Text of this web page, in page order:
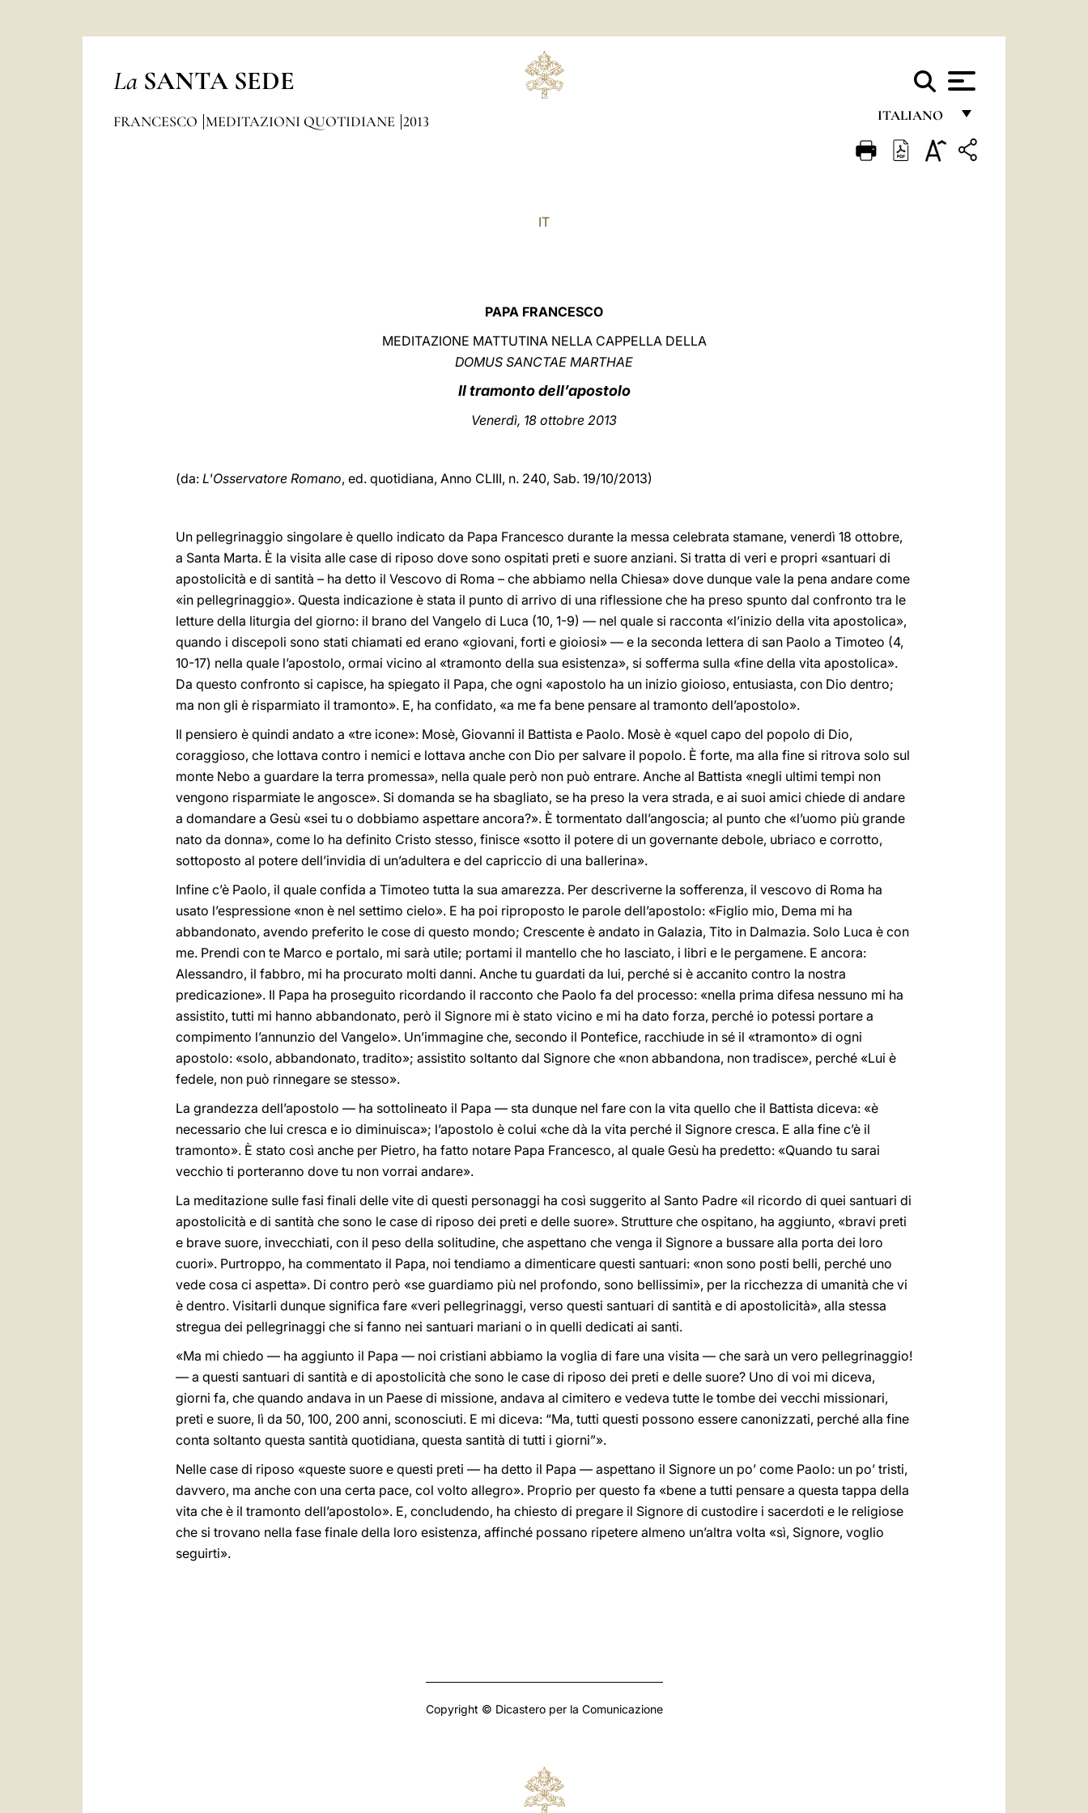
La SANTA SEDE
ITALIANO
FRANÇAIS
FRANCESCO MEDITAZIONI QUOTIDIANE 2013
IT
PAPA FRANCESCO
MEDITAZIONE MATTUTINA NELLA CAPPELLA DELLA
DOMUS SANCTAE MARTHAE
Il tramonto dell’apostolo
Venerdì, 18 ottobre 2013
(da: L'Osservatore Romano, ed. quotidiana, Anno CLIII, n. 240, Sab. 19/10/2013)
Un pellegrinaggio singolare è quello indicato da Papa Francesco durante la messa celebrata stamane, venerdì 18 ottobre,
a Santa Marta. È la visita alle case di riposo dove sono ospitati preti e suore anziani. Si tratta di veri e propri «santuari di
apostolicità e di santità – ha detto il Vescovo di Roma – che abbiamo nella Chiesa» dove dunque vale la pena andare come
«in pellegrinaggio». Questa indicazione è stata il punto di arrivo di una riflessione che ha preso spunto dal confronto tra le
letture della liturgia del giorno: il brano del Vangelo di Luca (10, 1-9) — nel quale si racconta «l’inizio della vita apostolica»,
quando i discepoli sono stati chiamati ed erano «giovani, forti e gioiosi» — e la seconda lettera di san Paolo a Timoteo (4,
10-17) nella quale l’apostolo, ormai vicino al «tramonto della sua esistenza», si sofferma sulla «fine della vita apostolica».
Da questo confronto si capisce, ha spiegato il Papa, che ogni «apostolo ha un inizio gioioso, entusiasta, con Dio dentro;
ma non gli è risparmiato il tramonto». E, ha confidato, «a me fa bene pensare al tramonto dell’apostolo».
Il pensiero è quindi andato a «tre icone»: Mosè, Giovanni il Battista e Paolo. Mosè è «quel capo del popolo di Dio,
coraggioso, che lottava contro i nemici e lottava anche con Dio per salvare il popolo. È forte, ma alla fine si ritrova solo sul
monte Nebo a guardare la terra promessa», nella quale però non può entrare. Anche al Battista «negli ultimi tempi non
vengono risparmiate le angosce». Si domanda se ha sbagliato, se ha preso la vera strada, e ai suoi amici chiede di andare
a domandare a Gesù «sei tu o dobbiamo aspettare ancora?». È tormentato dall’angoscia; al punto che «l’uomo più grande
nato da donna», come lo ha definito Cristo stesso, finisce «sotto il potere di un governante debole, ubriaco e corrotto,
sottoposto al potere dell’invidia di un’adultera e del capriccio di una ballerina».
Infine c’è Paolo, il quale confida a Timoteo tutta la sua amarezza. Per descriverne la sofferenza, il vescovo di Roma ha
usato l’espressione «non è nel settimo cielo». E ha poi riproposto le parole dell’apostolo: «Figlio mio, Dema mi ha
abbandonato, avendo preferito le cose di questo mondo; Crescente è andato in Galazia, Tito in Dalmazia. Solo Luca è con
me. Prendi con te Marco e portalo, mi sarà utile; portami il mantello che ho lasciato, i libri e le pergamene. E ancora:
Alessandro, il fabbro, mi ha procurato molti danni. Anche tu guardati da lui, perché si è accanito contro la nostra
predicazione». Il Papa ha proseguito ricordando il racconto che Paolo fa del processo: «nella prima difesa nessuno mi ha
assistito, tutti mi hanno abbandonato, però il Signore mi è stato vicino e mi ha dato forza, perché io potessi portare a
compimento l’annunzio del Vangelo». Un’immagine che, secondo il Pontefice, racchiude in sé il «tramonto» di ogni
apostolo: «solo, abbandonato, tradito»; assistito soltanto dal Signore che «non abbandona, non tradisce», perché «Lui è
fedele, non può rinnegare se stesso».
La grandezza dell’apostolo — ha sottolineato il Papa — sta dunque nel fare con la vita quello che il Battista diceva: «è
necessario che lui cresca e io diminuisca»; l’apostolo è colui «che dà la vita perché il Signore cresca. E alla fine c’è il
tramonto». È stato così anche per Pietro, ha fatto notare Papa Francesco, al quale Gesù ha predetto: «Quando tu sarai
vecchio ti porteranno dove tu non vorrai andare».
La meditazione sulle fasi finali delle vite di questi personaggi ha così suggerito al Santo Padre «il ricordo di quei santuari di
apostolicità e di santità che sono le case di riposo dei preti e delle suore». Strutture che ospitano, ha aggiunto, «bravi preti
e brave suore, invecchiati, con il peso della solitudine, che aspettano che venga il Signore a bussare alla porta dei loro
cuori». Purtroppo, ha commentato il Papa, noi tendiamo a dimenticare questi santuari: «non sono posti belli, perché uno
vede cosa ci aspetta». Di contro però «se guardiamo più nel profondo, sono bellissimi», per la ricchezza di umanità che vi
è dentro. Visitarli dunque significa fare «veri pellegrinaggi, verso questi santuari di santità e di apostolicità», alla stessa
stregua dei pellegrinaggi che si fanno nei santuari mariani o in quelli dedicati ai santi.
«Ma mi chiedo — ha aggiunto il Papa — noi cristiani abbiamo la voglia di fare una visita — che sarà un vero pellegrinaggio!
— a questi santuari di santità e di apostolicità che sono le case di riposo dei preti e delle suore? Uno di voi mi diceva,
giorni fa, che quando andava in un Paese di missione, andava al cimitero e vedeva tutte le tombe dei vecchi missionari,
preti e suore, lì da 50, 100, 200 anni, sconosciuti. E mi diceva: “Ma, tutti questi possono essere canonizzati, perché alla fine
conta soltanto questa santità quotidiana, questa santità di tutti i giorni”».
Nelle case di riposo «queste suore e questi preti — ha detto il Papa — aspettano il Signore un po’ come Paolo: un po’ tristi,
davvero, ma anche con una certa pace, col volto allegro». Proprio per questo fa «bene a tutti pensare a questa tappa della
vita che è il tramonto dell’apostolo». E, concludendo, ha chiesto di pregare il Signore di custodire i sacerdoti e le religiose
che si trovano nella fase finale della loro esistenza, affinché possano ripetere almeno un’altra volta «sì, Signore, voglio
seguirti».
Copyright © Dicastero per la Comunicazione